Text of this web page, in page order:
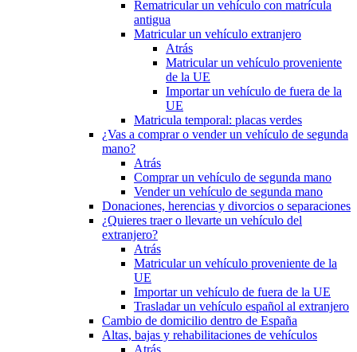
Rematricular un vehículo con matrícula
antigua
Matricular un vehículo extranjero
Atrás
Matricular un vehículo proveniente
de la UE
Importar un vehículo de fuera de la
UE
Matricula temporal: placas verdes
¿Vas a comprar o vender un vehículo de segunda
mano?
Atrás
Comprar un vehículo de segunda mano
Vender un vehículo de segunda mano
Donaciones, herencias y divorcios o separaciones
¿Quieres traer o llevarte un vehículo del
extranjero?
Atrás
Matricular un vehículo proveniente de la
UE
Importar un vehículo de fuera de la UE
Trasladar un vehículo español al extranjero
Cambio de domicilio dentro de España
Altas, bajas y rehabilitaciones de vehículos